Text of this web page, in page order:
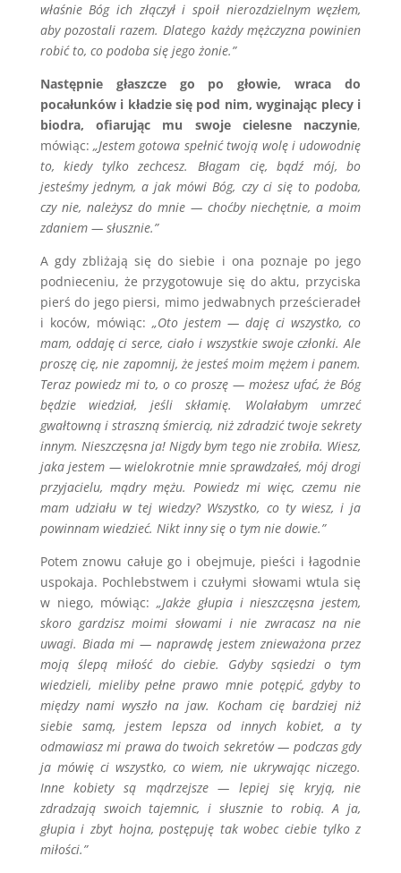
właśnie Bóg ich złączył i spoił nierozdzielnym węzłem,
aby pozostali razem. Dlatego każdy mężczyzna powinien
robić to, co podoba się jego żonie.”
Następnie głaszcze go po głowie, wraca do
pocałunków i kładzie się pod nim, wyginając plecy i
biodra, ofiarując mu swoje cielesne naczynie,
mówiąc:„Jestem gotowa spełnić twoją wolę i udowodnię
to, kiedy tylko zechcesz. Błagam cię, bądź mój, bo
jesteśmy jednym, a jak mówi Bóg, czy ci się to podoba,
czy nie, należysz do mnie — choćby niechętnie, a moim
zdaniem — słusznie.”
A gdy zbliżają się do siebie i ona poznaje po jego
podnieceniu, że przygotowuje się do aktu, przyciska
pierś do jego piersi, mimo jedwabnych prześcieradeł
i koców, mówiąc: „Oto jestem — daję ci wszystko, co
mam, oddaję ci serce, ciało i wszystkie swoje członki. Ale
proszę cię, nie zapomnij, że jesteś moim mężem i panem.
Teraz powiedz mi to, o co proszę — możesz ufać, że Bóg
będzie wiedział, jeśli skłamię. Wolałabym umrzeć
gwałtowną i straszną śmiercią, niż zdradzić twoje sekrety
innym. Nieszczęsna ja! Nigdy bym tego nie zrobiła. Wiesz,
jaka jestem — wielokrotnie mnie sprawdzałeś, mój drogi
przyjacielu, mądry mężu. Powiedz mi więc, czemu nie
mam udziału w tej wiedzy? Wszystko, co ty wiesz, i ja
powinnam wiedzieć. Nikt inny się o tym nie dowie.”
Potem znowu całuje go i obejmuje, pieści i łagodnie
uspokaja. Pochlebstwem i czułymi słowami wtula się
w niego, mówiąc:„Jakże głupia i nieszczęsna jestem,
skoro gardzisz moimi słowami i nie zwracasz na nie
uwagi. Biada mi — naprawdę jestem znieważona przez
moją ślepą miłość do ciebie. Gdyby sąsiedzi o tym
wiedzieli, mieliby pełne prawo mnie potępić, gdyby to
między nami wyszło na jaw. Kocham cię bardziej niż
siebie samą, jestem lepsza od innych kobiet, a ty
odmawiasz mi prawa do twoich sekretów — podczas gdy
ja mówię ci wszystko, co wiem, nie ukrywając niczego.
Inne kobiety są mądrzejsze — lepiej się kryją, nie
zdradzają swoich tajemnic, i słusznie to robią. A ja,
głupia i zbyt hojna, postępuję tak wobec ciebie tylko z
miłości.”